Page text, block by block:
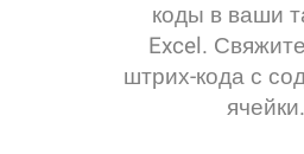
коды в ваши
Excel.
штрих-кода с
ячейки.